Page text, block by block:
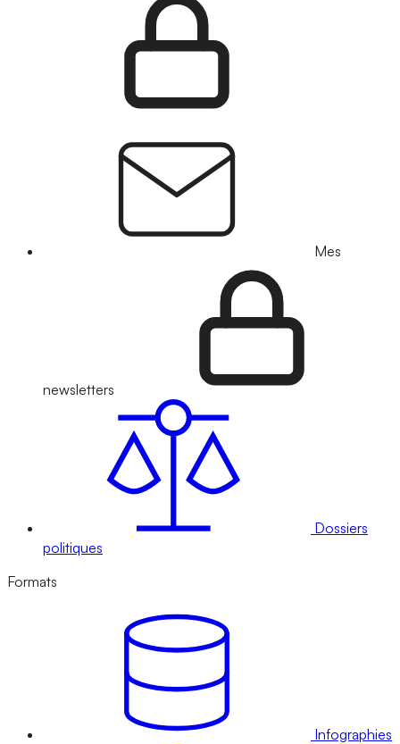
Mes
newsletters
Dossiers
politiques
Formats
Infographies